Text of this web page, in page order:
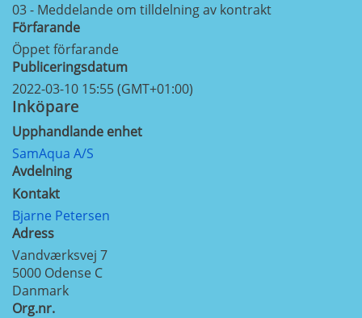
03 - Meddelande om tilldelning av kontrakt
Förfarande
Öppet förfarande
Publiceringsdatum
2022-03-10 15:55 (GMT+01:00)
Inköpare
Upphandlande enhet
SamAqua A/S
Avdelning
Kontakt
Bjarne Petersen
Adress
Vandværksvej 7
5000 Odense C
Danmark
Org.nr.